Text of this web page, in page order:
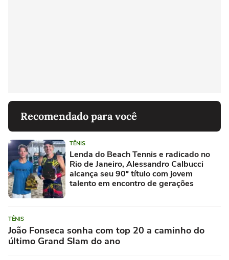
Recomendado para você
TÊNIS
Lenda do Beach Tennis e radicado no
Rio de Janeiro, Alessandro Calbucci
alcança seu 90º título com jovem
talento em encontro de gerações
TÊNIS
João Fonseca sonha com top 20 a caminho do
último Grand Slam do ano